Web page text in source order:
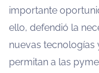
importante
ello, defendió la
nuevas tecnologías
permitan a las